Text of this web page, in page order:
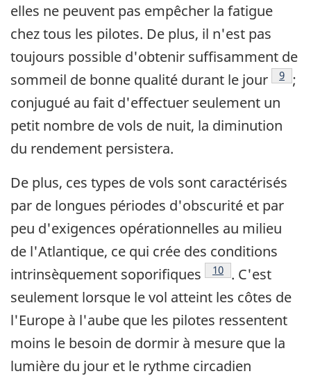
elles ne peuvent pas empêcher la fatigue
chez tous les pilotes. De plus, il n'est pas
toujours possible d'obtenir suffisamment de
sommeil de bonne qualité durant le jour
9 ;
conjugué au fait d'effectuer seulement un
petit nombre de vols de nuit, la diminution
du rendement persistera.
De plus, ces types de vols sont caractérisés
par de longues périodes d'obscurité et par
peu d'exigences opérationnelles au milieu
de l'Atlantique, ce qui crée des conditions
intrinsèquement soporifiques
Footnote
10 . C'est
seulement lorsque le vol atteint les côtes de
l'Europe à l'aube que les pilotes ressentent
moins le besoin de dormir à mesure que la
lumière du jour et le rythme circadien